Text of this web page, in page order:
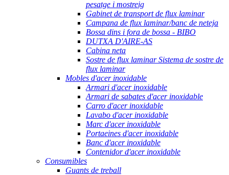
pesatge i mostreig
Gabinet de transport de flux laminar
Campana de flux laminar/banc de neteja
Bossa dins i fora de bossa - BIBO
DUTXA D'AIRE-AS
Cabina neta
Sostre de flux laminar Sistema de sostre de
flux laminar
Mobles d'acer inoxidable
Armari d'acer inoxidable
Armari de sabates d'acer inoxidable
Carro d'acer inoxidable
Lavabo d'acer inoxidable
Marc d'acer inoxidable
Portaeines d'acer inoxidable
Banc d'acer inoxidable
Contenidor d'acer inoxidable
Consumibles
Guants de treball